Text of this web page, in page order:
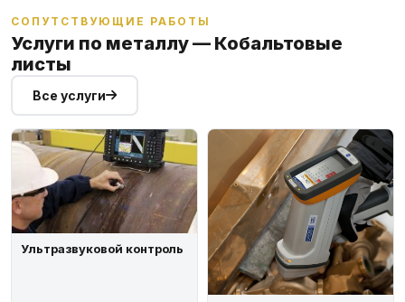
СОПУТСТВУЮЩИЕ РАБОТЫ
Услуги по металлу — Кобальтовые
листы
Все услуги
Ультразвуковой контроль